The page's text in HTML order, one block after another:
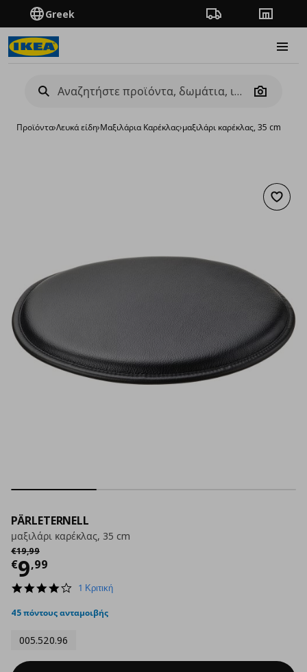
Greek Πορεία παραγγελίας
Camera
Προϊόντα›Λευκά είδη›Μαξιλάρια Καρέκλας›μαξιλάρι καρέκλας, 35 cm
PÄRLETERNELL
μαξιλάρι καρέκλας, 35 cm
€19,99
Αρχική τιμή
€9,99
Τρέχουσα τιμή
4.0
rating
1 Κριτική
45 πόντους ανταμοιβής
005.520.96